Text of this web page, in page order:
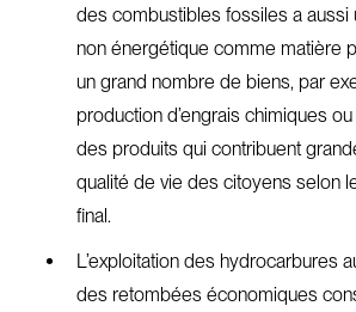
des combustibles fossiles a aussi
non énergétique comme matière
un grand nombre de biens, par
production d’engrais chimiques
des produits qui contribuent
qualité de vie des citoyens selon
final.
L’exploitation des hydrocarbures
des retombées économiques